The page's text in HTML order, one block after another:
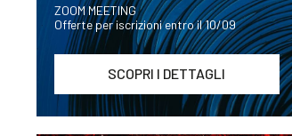
ZOOM MEETING
Offerte per iscrizioni entro il 10/09
SCOPRI I DETTAGLI